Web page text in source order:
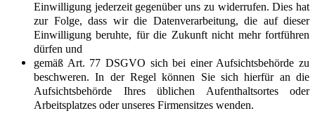
Einwilligung jederzeit gegenüber uns zu widerrufen. Dies hat
zur Folge, dass wir die Datenverarbeitung, die auf dieser
Einwilligung beruhte, für die Zukunft nicht mehr fortführen
dürfen und
gemäß Art. 77 DSGVO sich bei einer Aufsichtsbehörde zu
beschweren. In der Regel können Sie sich hierfür an die
Aufsichtsbehörde Ihres üblichen Aufenthaltsortes oder
Arbeitsplatzes oder unseres Firmensitzes wenden.